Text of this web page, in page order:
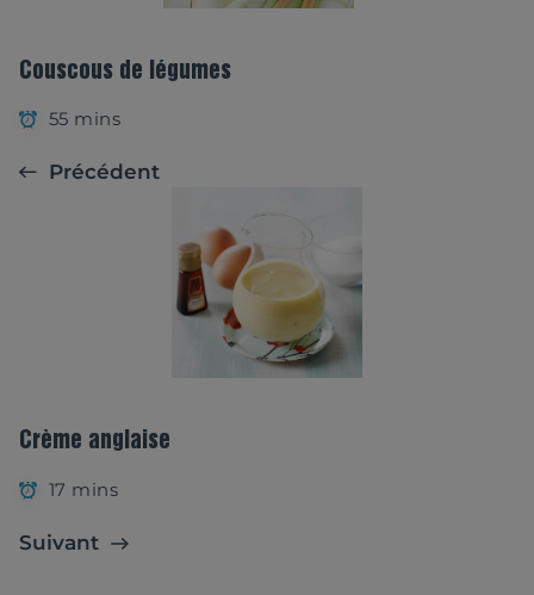
Couscous de légumes
55 mins
Précédent
Crème anglaise
17 mins
Suivant